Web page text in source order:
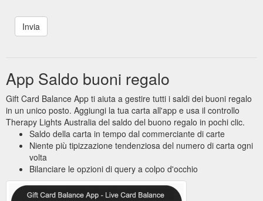
App Saldo buoni regalo
Gift Card Balance App ti aiuta a gestire tutti i saldi dei buoni regalo
in un unico posto. Aggiungi la tua carta all'app e usa il controllo
Therapy Lights Australia del saldo del buono regalo in pochi clic.
Saldo della carta in tempo dal commerciante di carte
Niente più tipizzazione tendenziosa del numero di carta ogni
volta
Bilanciare le opzioni di query a colpo d'occhio